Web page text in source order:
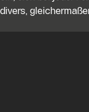
divers,